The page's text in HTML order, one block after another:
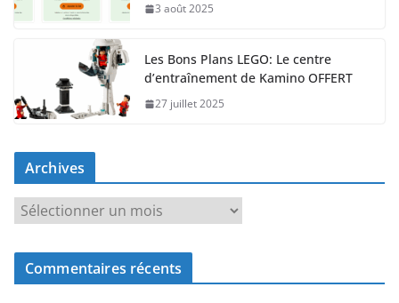
3 août 2025
Les Bons Plans LEGO: Le centre
d’entraînement de Kamino OFFERT
27 juillet 2025
Archives
r
c
Commentaires récents